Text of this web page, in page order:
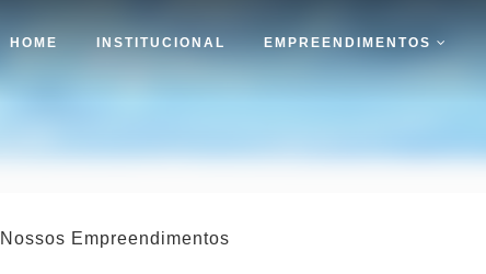
HOME INSTITUCIONAL EMPREENDIMENTOS
Empreendimentos